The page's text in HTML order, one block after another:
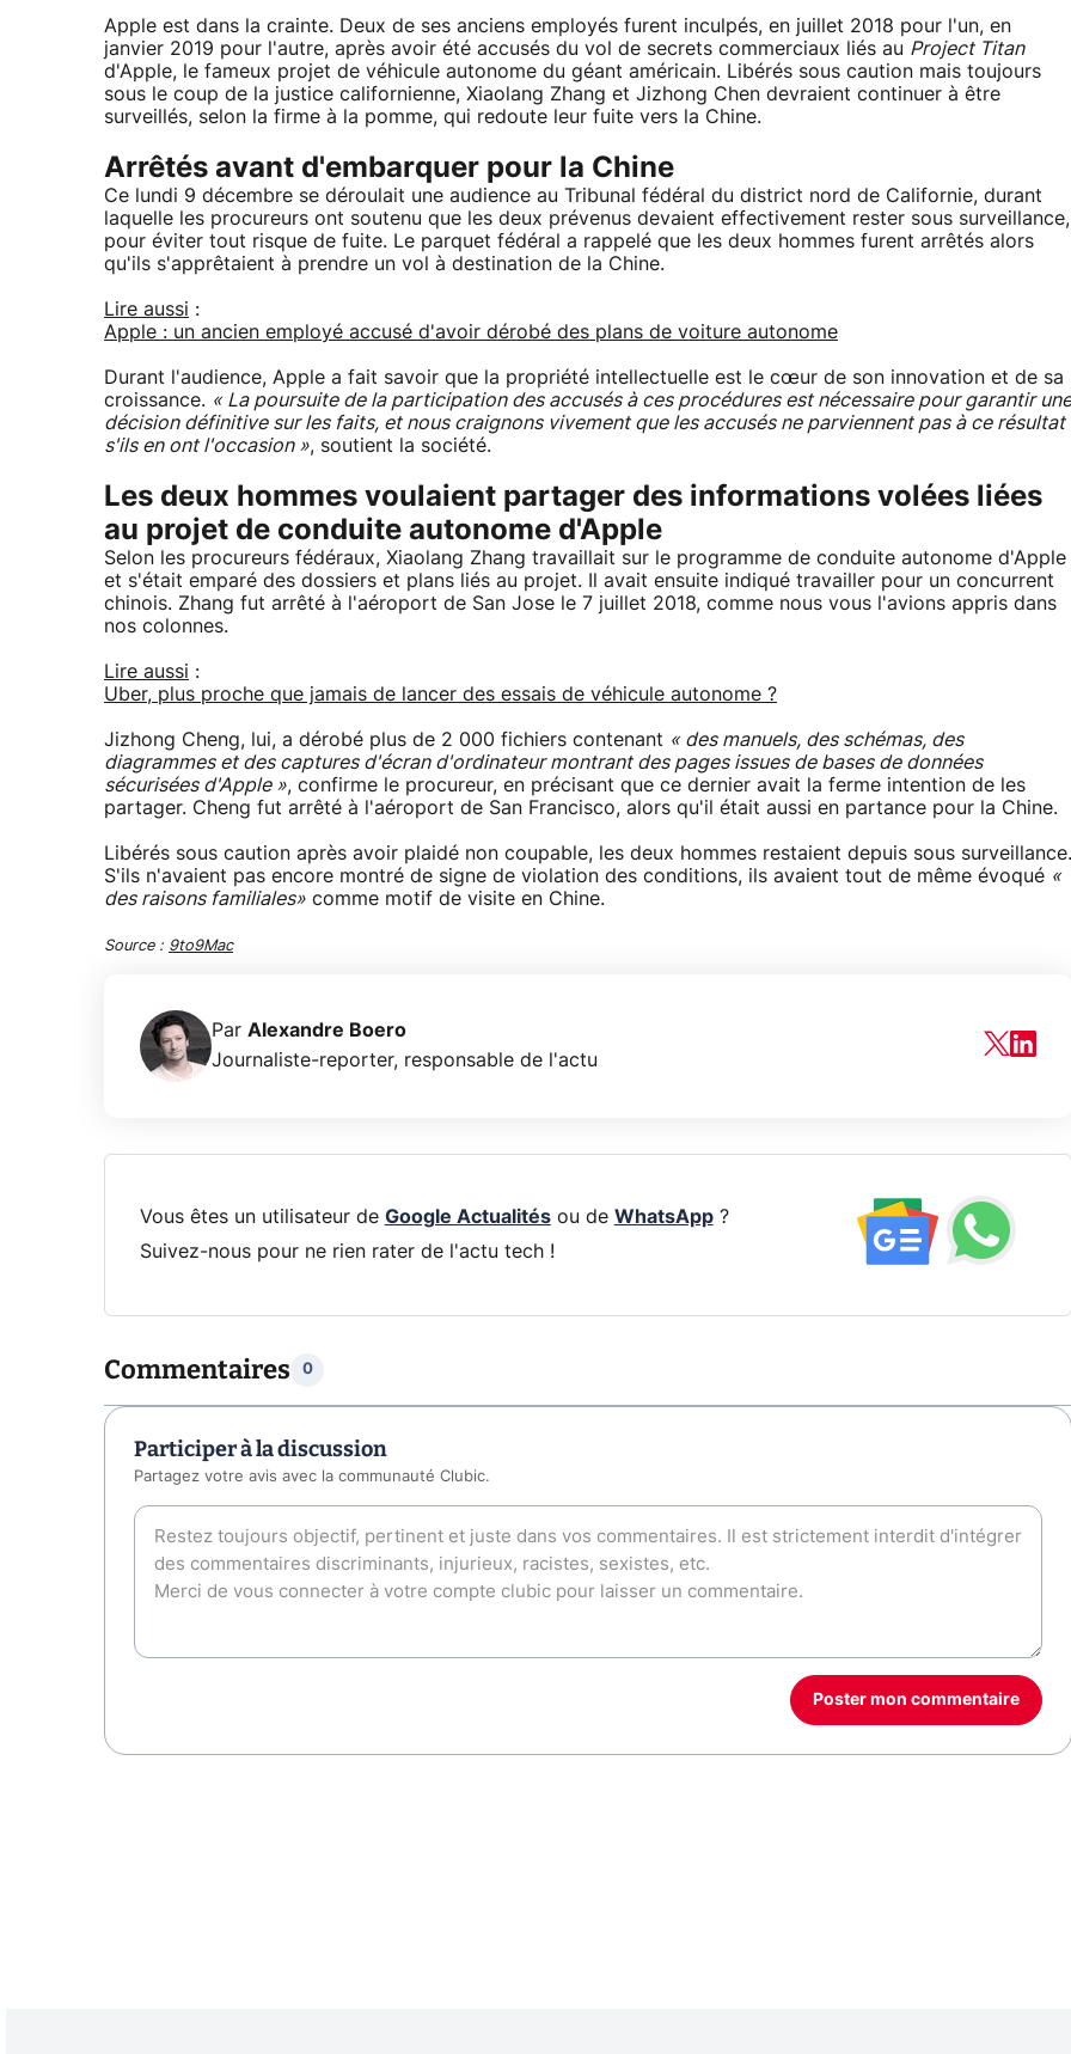
Apple est dans la crainte. Deux de ses anciens employés furent inculpés, en juillet 2018 pour l'un, en
janvier 2019 pour l'autre, après avoir été accusés du vol de secrets commerciaux liés au Project Titan
d'Apple, le fameux projet de véhicule autonome du géant américain. Libérés sous caution mais toujours
sous le coup de la justice californienne, Xiaolang Zhang et Jizhong Chen devraient continuer à être
surveillés, selon la firme à la pomme, qui redoute leur fuite vers la Chine.
Arrêtés avant d'embarquer pour la Chine
Ce lundi 9 décembre se déroulait une audience au Tribunal fédéral du district nord de Californie, durant
laquelle les procureurs ont soutenu que les deux prévenus devaient effectivement rester sous surveillance,
pour éviter tout risque de fuite. Le parquet fédéral a rappelé que les deux hommes furent arrêtés alors
qu'ils s'apprêtaient à prendre un vol à destination de la Chine.
Lire aussi :
Apple : un ancien employé accusé d'avoir dérobé des plans de voiture autonome
Durant l'audience, Apple a fait savoir que la propriété intellectuelle est le cœur de son innovation et de sa
croissance. « La poursuite de la participation des accusés à ces procédures est nécessaire pour garantir une
décision définitive sur les faits, et nous craignons vivement que les accusés ne parviennent pas à ce résultat
s'ils en ont l'occasion », soutient la société.
Les deux hommes voulaient partager des informations volées liées
au projet de conduite autonome d'Apple
Selon les procureurs fédéraux, Xiaolang Zhang travaillait sur le programme de conduite autonome d'Apple
et s'était emparé des dossiers et plans liés au projet. Il avait ensuite indiqué travailler pour un concurrent
chinois. Zhang fut arrêté à l'aéroport de San Jose le 7 juillet 2018, comme nous vous l'avions appris dans
nos colonnes.
Lire aussi :
Uber, plus proche que jamais de lancer des essais de véhicule autonome ?
Jizhong Cheng, lui, a dérobé plus de 2 000 fichiers contenant « des manuels, des schémas, des
diagrammes et des captures d'écran d'ordinateur montrant des pages issues de bases de données
sécurisées d'Apple », confirme le procureur, en précisant que ce dernier avait la ferme intention de les
partager. Cheng fut arrêté à l'aéroport de San Francisco, alors qu'il était aussi en partance pour la Chine.
Libérés sous caution après avoir plaidé non coupable, les deux hommes restaient depuis sous surveillance.
S'ils n'avaient pas encore montré de signe de violation des conditions, ils avaient tout de même évoqué «
des raisons familiales» comme motif de visite en Chine.
Source : 9to9Mac
Par Alexandre Boero
Journaliste-reporter, responsable de l'actu
Vous êtes un utilisateur de Google Actualitésou de WhatsApp?
Suivez-nous pour ne rien rater de l'actu tech !
Commentaires 0
Participer à la discussion
Partagez votre avis avec la communauté Clubic.
Poster mon commentaire